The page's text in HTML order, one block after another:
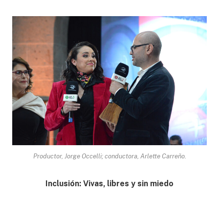
Productor, Jorge Occelli; conductora, Arlette Carreño.
Inclusión: Vivas, libres y sin miedo